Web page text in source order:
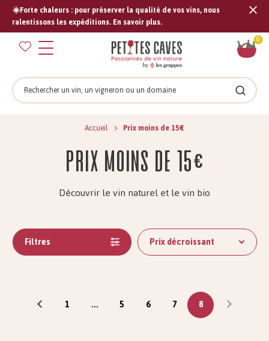
☀️Forte chaleurs : pour préserver la qualité de vos vins, nous
ralentissons les expéditions. En savoir plus.
0
Rechercher
Accueil Prix moins de 15€
Prix moins de 15€
Découvrir le vin naturel et le vin bio
Prix décroissant
Filtres
1 ... 5 6 7 8